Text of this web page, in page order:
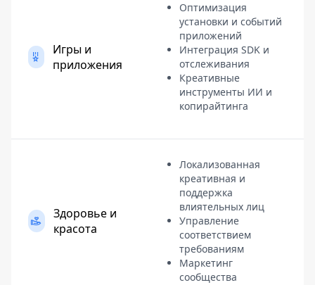
Игры и
приложения
Оптимизация
установки и событий
приложений
Интеграция SDK и
отслеживания
Креативные
инструменты ИИ и
копирайтинга
Здоровье и
красота
Локализованная
креативная и
поддержка
влиятельных лиц
Управление
соответствием
требованиям
Маркетинг
сообщества